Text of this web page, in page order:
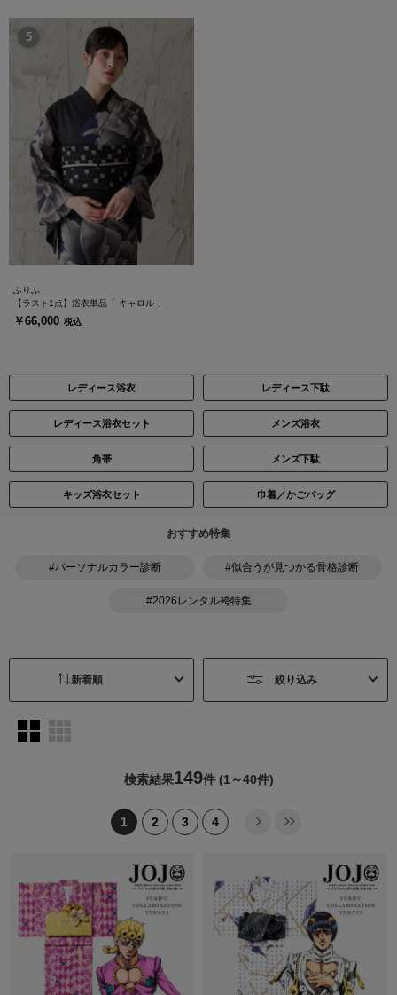
ふりふ
【ラスト1点】浴衣単品「 キャロル 」
￥66,000 税込
レディース浴衣 レディース下駄
レディース浴衣セット メンズ浴衣
角帯 メンズ下駄
キッズ浴衣セット 巾着／かごバッグ
おすすめ特集
#パーソナルカラー診断 #似合うが見つかる骨格診断
#2026レンタル袴特集
絞り込み
検索結果149件 (1～40件)
1 2 3 4